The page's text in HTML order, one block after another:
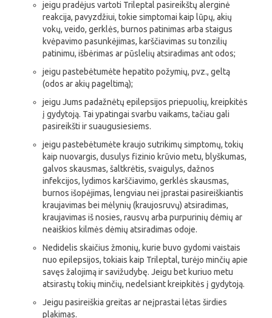
jeigu pradėjus vartoti Trileptal pasireikštų alerginė
reakcija, pavyzdžiui, tokie simptomai kaip lūpų, akių
vokų, veido, gerklės, burnos patinimas arba staigus
kvėpavimo pasunkėjimas, karščiavimas su tonzilių
patinimu, išbėrimas ar pūslelių atsiradimas ant odos;
jeigu pastebėtumėte hepatito požymių, pvz., geltą
(odos ar akių pageltimą);
jeigu Jums padažnėtų epilepsijos priepuolių, kreipkitės
į gydytoją. Tai ypatingai svarbu vaikams, tačiau gali
pasireikšti ir suaugusiesiems.
jeigu pastebėtumėte kraujo sutrikimų simptomų, tokių
kaip nuovargis, dusulys fizinio krūvio metu, blyškumas,
galvos skausmas, šaltkrėtis, svaigulys, dažnos
infekcijos, lydimos karščiavimo, gerklės skausmas,
burnos išopėjimas, lengviau nei įprastai pasireiškiantis
kraujavimas bei mėlynių (kraujosruvų) atsiradimas,
kraujavimas iš nosies, rausvų arba purpurinių dėmių ar
neaiškios kilmės dėmių atsiradimas odoje.
Nedidelis skaičius žmonių, kurie buvo gydomi vaistais
nuo epilepsijos, tokiais kaip Trileptal, turėjo minčių apie
savęs žalojimą ir savižudybę. Jeigu bet kuriuo metu
atsirastų tokių minčių, nedelsiant kreipkitės į gydytoją.
Jeigu pasireiškia greitas ar neįprastai lėtas širdies
plakimas.